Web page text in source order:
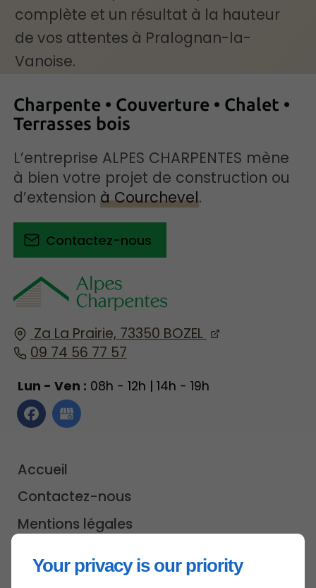
Your privacy is our priority
complète et un résultat à la hauteur
de vos attentes à Pralognan-la-
Vanoise.
Za La Prairie, 73350 BOZEL
09 74 56 77 57
Lun - Ven : 08h - 12h | 14h - 19h
Accueil
Contactez-nous
Mentions légales
Charpente • Couverture • Chalet •
Terrasses bois
L’entreprise ALPES CHARPENTES mène
à bien votre projet de construction ou
d’extensionà Courchevel.
Contactez-nous